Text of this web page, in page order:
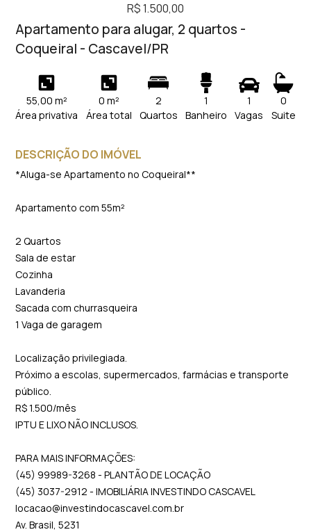
R$ 1.500,00
Apartamento para alugar, 2 quartos -
Coqueiral - Cascavel/PR
55,00 m²
Área privativa
0 m²
Área total
2
Quartos
1
Banheiro
1
Vagas
0
Suite
DESCRIÇÃO DO IMÓVEL
*Aluga-se Apartamento no Coqueiral**
Apartamento com 55m²
2 Quartos
Sala de estar
Cozinha
Lavanderia
Sacada com churrasqueira
1 Vaga de garagem
Localização privilegiada.
Próximo a escolas, supermercados, farmácias e transporte
público.
R$ 1.500/mês
IPTU E LIXO NÃO INCLUSOS.
PARA MAIS INFORMAÇÕES:
(45) 99989-3268 - PLANTÃO DE LOCAÇÃO
(45) 3037-2912 - IMOBILIÁRIA INVESTINDO CASCAVEL
locacao@investindocascavel.com.br
Av. Brasil, 5231